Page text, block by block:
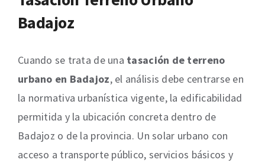
Badajoz
Cuando se trata de una tasación de terreno
urbano en Badajoz, el análisis debe centrarse en
la normativa urbanística vigente, la edificabilidad
permitida y la ubicación concreta dentro de
Badajoz o de la provincia. Un solar urbano con
acceso a transporte público, servicios básicos y